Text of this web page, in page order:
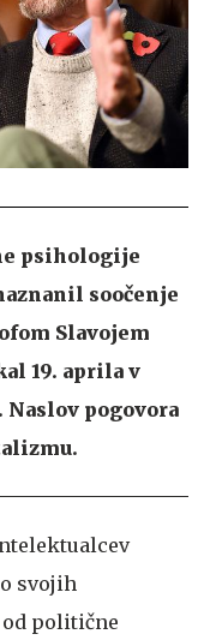
psihologije
soočenje
Slavojem
19. aprila v
Naslov pogovora
svojih
politične